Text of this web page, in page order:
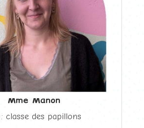
Mme Manon
classe des papillons